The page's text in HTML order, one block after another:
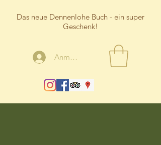
Das neue Dennenlohe Buch - ein super
Geschenk!
Anmelden